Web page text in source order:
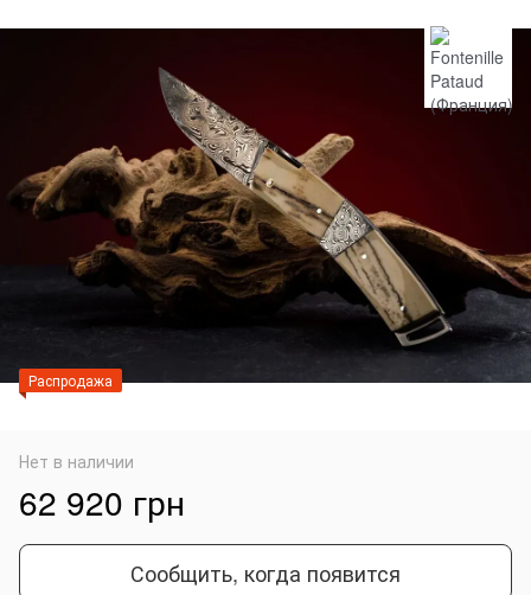
Распродажа
Нет в наличии
62 920 грн
Сообщить, когда появится